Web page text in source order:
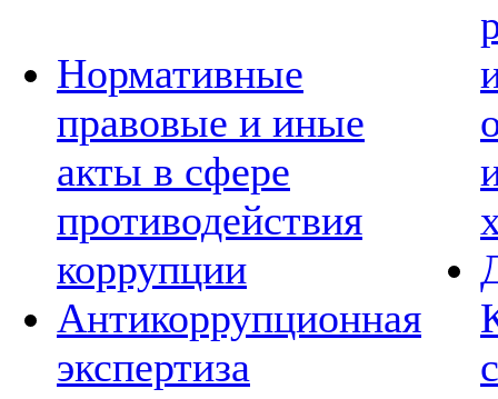
Нормативные
правовые и иные
акты в сфере
противодействия
коррупции
Антикоррупционная
экспертиза